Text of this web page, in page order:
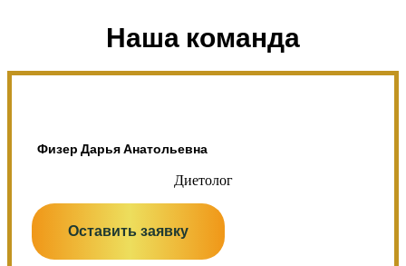
Наша команда
Физер Дарья Анатольевна
Диетолог
Оставить заявку